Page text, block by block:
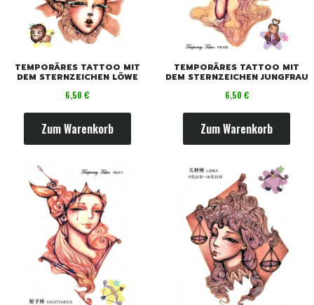
TEMPORÄRES TATTOO MIT
DEM STERNZEICHEN LÖWE
Preis
6,50 €
Zum Warenkorb
TEMPORÄRES TATTOO MIT
DEM STERNZEICHEN JUNGFRAU
Preis
6,50 €
Zum Warenkorb